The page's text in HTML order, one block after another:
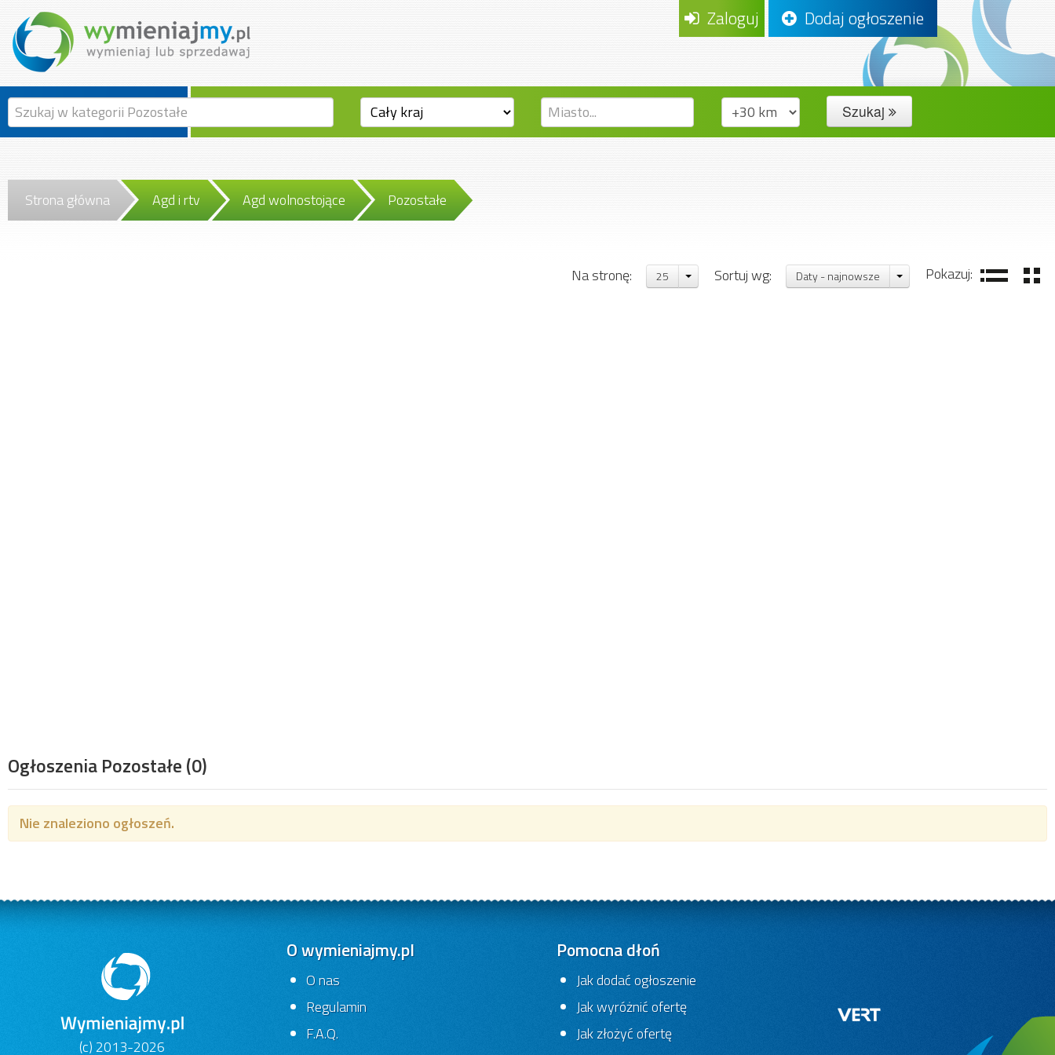
Zaloguj Dodaj ogłoszenie
Szukaj
Strona główna Agd i rtv Agd wolnostojące Pozostałe
Ogłoszenia Pozostałe(0)
Pokazuj:
Sortuj wg: Daty - najnowsze
Na stronę: 25
Nie znaleziono ogłoszeń.
(c) 2013-2026
O wymieniajmy.pl
O nas
Regulamin
F.A.Q.
Pomocna dłoń
Jak dodać ogłoszenie
Jak wyróżnić ofertę
Jak złożyć ofertę